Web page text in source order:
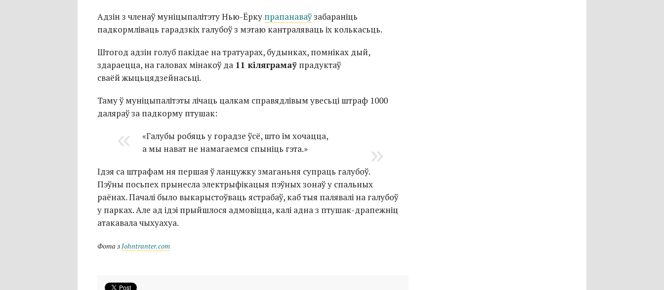
Адзін з членаў муніцыпалітэтуНью-Ёрку прапанаваўзабараніць
падкормліваць гарадзкіх галубоў з мэтаю кантраляваць іх колькасьць.
Штогод адзін голуб пакідае на тратуарах, будынках, помніках дый,
здараецца, на галовах мінакоў да 11 кіляграмаў прадуктаў
сваёй жыцьцядзейнасьці.
Таму ў муніцыпалітэты лічаць цалкам справядлівым увесьці штраф 1000
даляраў за падкорму птушак:
«Галубы робяць у горадзе ўсё, што ім хочацца,
а мы нават не намагаемся спыніць гэта.»
Ідэя са штрафам ня першая ў ланцужку змаганьня супраць галубоў.
Пэўны посьпех прынесла электрыфікацыя пэўных зонаў у спальных
раёнах. Пачалі было выкарыстоўваць ястрабаў, каб тыя палявалі на галубоў
у парках. Але ад ідэі прыйшлося адмовіцца, калі адна з птушак-драпежніц
атакавала чыхуахуа.
Фота з Johntranter.com